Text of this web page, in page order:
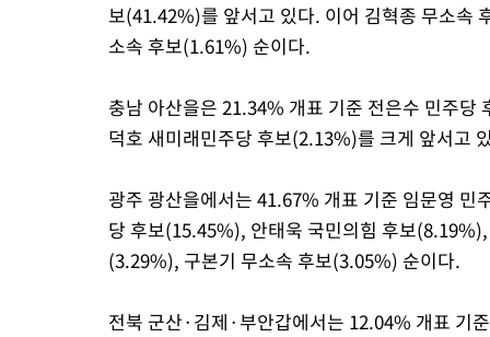
보(41.42%)를 앞서고 있다. 이어 김혁종 무소속
소속 후보(1.61%) 순이다.
충남 아산을은 21.34% 개표 기준 전은수 민주
덕호 새미래민주당 후보(2.13%)를 크게 앞서고
광주 광산을에서는 41.67% 개표 기준 임문영
당 후보(15.45%), 안태욱 국민의힘 후보
(3.29%), 구본기 무소속 후보(3.05%) 순이다.
전북 군산·김제·부안갑에서는 12.04% 개표 기